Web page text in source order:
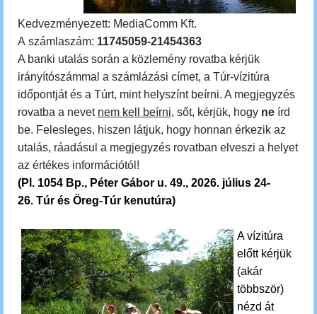
Kedvezményezett: MediaComm Kft.
A számlaszám: 11745059-21454363
A banki utalás során a közlemény rovatba kérjük
irányítószámmal a számlázási címet, a Túr-vízitúra
időpontját és a Túrt, mint helyszínt beírni. A megjegyzés
rovatba a nevet nem kell beírni, sőt, kérjük, hogy ne írd
be. Felesleges, hiszen látjuk, hogy honnan érkezik az
utalás, ráadásul a megjegyzés rovatban elveszi a helyet
az értékes információtól!
(Pl. 1054 Bp., Péter Gábor u. 49., 2026. július 24-
26. Túr és Öreg-Túr kenutúra)
A vízitúra
előtt kérjük
(akár
többször)
nézd át